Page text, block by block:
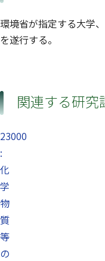
環境省が指定する大学
を遂行する。
関連する研究
23000
:
化
学
物
質
等
の